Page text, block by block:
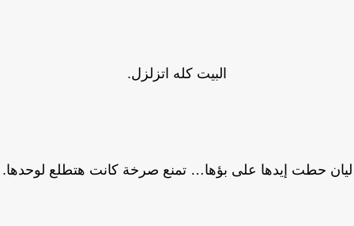
البيت كله اتزلزل.
حطت إيدها على بؤها… تمنع صرخة كانت هتطلع لوحدها.